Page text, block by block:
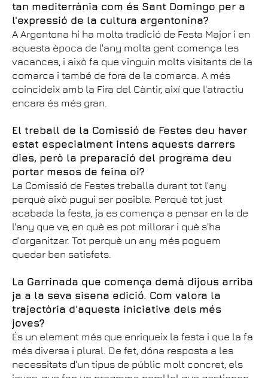
tan mediterrània com és Sant Domingo per a
l'expressió de la cultura argentonina?
A Argentona hi ha molta tradició de Festa Major i en
aquesta època de l'any molta gent comença les
vacances, i això fa que vinguin molts visitants de la
comarca i també de fora de la comarca. A més
coincideix amb la Fira del Càntir, així que l'atractiu
encara és més gran.
El treball de la Comissió de Festes deu haver
estat especialment intens aquests darrers
dies, però la preparació del programa deu
portar mesos de feina oi?
La Comissió de Festes treballa durant tot l'any
perquè això pugui ser posible. Perquè tot just
acabada la festa, ja es comença a pensar en la de
l'any que ve, en què es pot millorar i què s'ha
d'organitzar. Tot perquè un any més poguem
quedar ben satisfets.
La Garrinada que comença demà dijous arriba
ja a la seva sisena edició. Com valora la
trajectòria d'aquesta iniciativa dels més
joves?
És un element més que enriqueix la festa i que la fa
més diversa i plural. De fet, dóna resposta a les
necessitats d'un tipus de públic molt concret, els